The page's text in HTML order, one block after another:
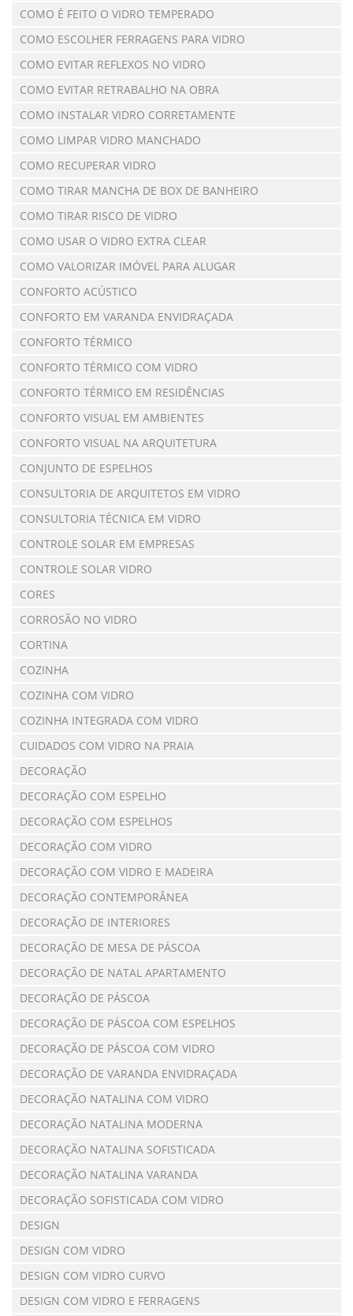
COMO É FEITO O VIDRO TEMPERADO
COMO ESCOLHER FERRAGENS PARA VIDRO
COMO EVITAR REFLEXOS NO VIDRO
COMO EVITAR RETRABALHO NA OBRA
COMO INSTALAR VIDRO CORRETAMENTE
COMO LIMPAR VIDRO MANCHADO
COMO RECUPERAR VIDRO
COMO TIRAR MANCHA DE BOX DE BANHEIRO
COMO TIRAR RISCO DE VIDRO
COMO USAR O VIDRO EXTRA CLEAR
COMO VALORIZAR IMÓVEL PARA ALUGAR
CONFORTO ACÚSTICO
CONFORTO EM VARANDA ENVIDRAÇADA
CONFORTO TÉRMICO
CONFORTO TÉRMICO COM VIDRO
CONFORTO TÉRMICO EM RESIDÊNCIAS
CONFORTO VISUAL EM AMBIENTES
CONFORTO VISUAL NA ARQUITETURA
CONJUNTO DE ESPELHOS
CONSULTORIA DE ARQUITETOS EM VIDRO
CONSULTORIA TÉCNICA EM VIDRO
CONTROLE SOLAR EM EMPRESAS
CONTROLE SOLAR VIDRO
CORES
CORROSÃO NO VIDRO
CORTINA
COZINHA
COZINHA COM VIDRO
COZINHA INTEGRADA COM VIDRO
CUIDADOS COM VIDRO NA PRAIA
DECORAÇÃO
DECORAÇÃO COM ESPELHO
DECORAÇÃO COM ESPELHOS
DECORAÇÃO COM VIDRO
DECORAÇÃO COM VIDRO E MADEIRA
DECORAÇÃO CONTEMPORÂNEA
DECORAÇÃO DE INTERIORES
DECORAÇÃO DE MESA DE PÁSCOA
DECORAÇÃO DE NATAL APARTAMENTO
DECORAÇÃO DE PÁSCOA
DECORAÇÃO DE PÁSCOA COM ESPELHOS
DECORAÇÃO DE PÁSCOA COM VIDRO
DECORAÇÃO DE VARANDA ENVIDRAÇADA
DECORAÇÃO NATALINA COM VIDRO
DECORAÇÃO NATALINA MODERNA
DECORAÇÃO NATALINA SOFISTICADA
DECORAÇÃO NATALINA VARANDA
DECORAÇÃO SOFISTICADA COM VIDRO
DESIGN
DESIGN COM VIDRO
DESIGN COM VIDRO CURVO
DESIGN COM VIDRO E FERRAGENS